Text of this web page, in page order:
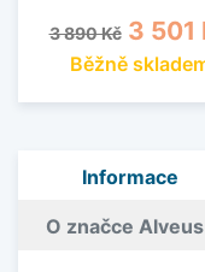
Běžná cena
3 890 Kč Cena
3 501
Běžně
Informace
O značce Alveus